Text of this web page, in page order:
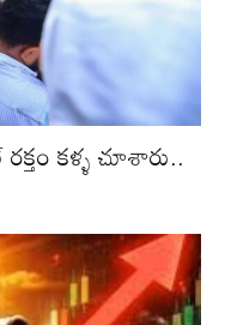
కళ్ళ చూశారు..